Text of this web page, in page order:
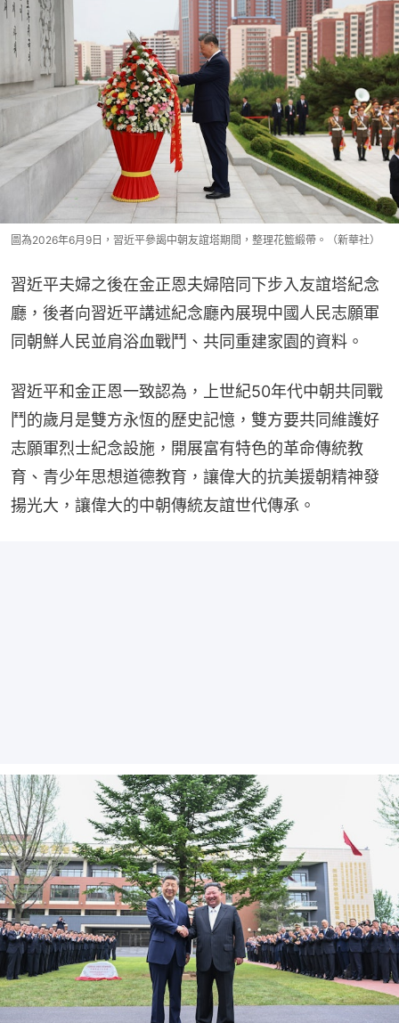
圖為2026年6月9日，習近平參謁中朝友誼塔期間，整理花籃緞帶。（新華社）
習近平夫婦之後在金正恩夫婦陪同下步入友誼塔紀念
廳，後者向習近平講述紀念廳內展現中國人民志願軍
同朝鮮人民並肩浴血戰鬥、共同重建家園的資料。
習近平和金正恩一致認為，上世紀50年代中朝共同戰
鬥的歲月是雙方永恆的歷史記憶，雙方要共同維護好
志願軍烈士紀念設施，開展富有特色的革命傳統教
育、青少年思想道德教育，讓偉大的抗美援朝精神發
揚光大，讓偉大的中朝傳統友誼世代傳承。